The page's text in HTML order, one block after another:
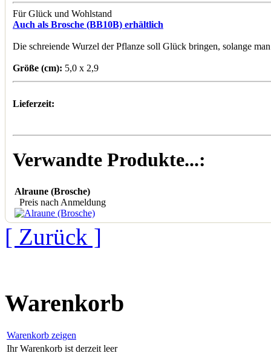
Für Glück und Wohlstand
Auch als Brosche (BB10B) erhältlich
Die schreiende Wurzel der Pflanze soll Glück bringen, solange
Größe (cm): 5,0 x 2,9
Lieferzeit:
Verwandte Produkte...:
Alraune (Brosche)
Preis nach Anmeldung
[ Zurück ]
Warenkorb
Warenkorb zeigen
Ihr Warenkorb ist derzeit leer